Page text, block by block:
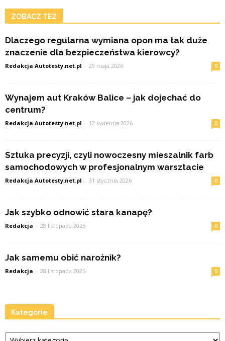
ZOBACZ TEŻ
Dlaczego regularna wymiana opon ma tak duże
znaczenie dla bezpieczeństwa kierowcy?
Redakcja Autotesty.net.pl - 29 maja 2026 0
Wynajem aut Kraków Balice – jak dojechać do
centrum?
Redakcja Autotesty.net.pl - 12 kwietnia 2026 0
Sztuka precyzji, czyli nowoczesny mieszalnik farb
samochodowych w profesjonalnym warsztacie
Redakcja Autotesty.net.pl - 31 stycznia 2026 0
Jak szybko odnowić stara kanapę?
Redakcja - 28 listopada 2025 0
Jak samemu obić narożnik?
Redakcja - 28 listopada 2025 0
Kategorie
Kategorie